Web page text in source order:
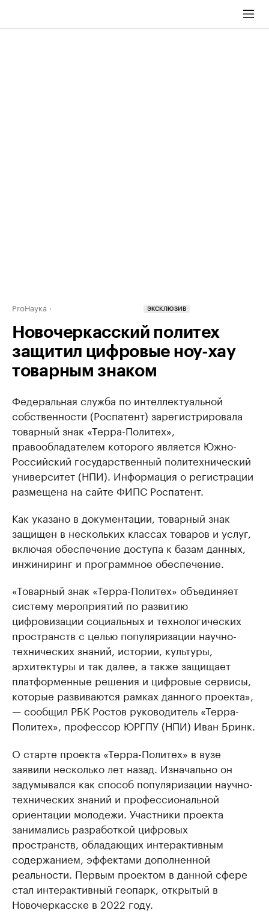
ProНаука ЭКСКЛЮЗИВ
Новочеркасский политех
защитил цифровые ноу-хау
товарным знаком
Федеральная служба по интеллектуальной
собственности (Роспатент) зарегистрировала
товарный знак «Терра-Политех»,
правообладателем которого является Южно-
Российский государственный политехнический
университет (НПИ). Информация о регистрации
размещена на сайте ФИПС Роспатент.
Как указано в документации, товарный знак
защищен в нескольких классах товаров и услуг,
включая обеспечение доступа к базам данных,
инжиниринг и программное обеспечение.
«Товарный знак «Терра-Политех» объединяет
систему мероприятий по развитию
цифровизации социальных и технологических
пространств с целью популяризации научно-
технических знаний, истории, культуры,
архитектуры и так далее, а также защищает
платформенные решения и цифровые сервисы,
которые развиваются рамках данного проекта»,
— сообщил РБК Ростов руководитель «Терра-
Политех», профессор ЮРГПУ (НПИ) Иван Бринк.
О старте проекта «Терра-Политех» в вузе
заявили несколько лет назад. Изначально он
задумывался как способ популяризации научно-
технических знаний и профессиональной
ориентации молодежи. Участники проекта
занимались разработкой цифровых
пространств, обладающих интерактивным
содержанием, эффектами дополненной
реальности. Первым проектом в данной сфере
стал интерактивный геопарк, открытый в
Новочеркасске в 2022 году.